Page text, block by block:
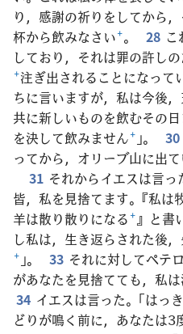
り，感謝の祈りをしてから，
杯から飲みなさい+。 28
しており，それは罪の許し
+注ぎ出されることになって
ちに言いますが，私は今後
共に新しいものを飲むその
を決して飲みません+ 」。 30
ってから，オリーブ山に出
31 それからイエスは言っ
皆，私を見捨てます。『私
羊は散り散りになる+』と書
し私は，生き返らされた後
+ 」。 33 それに対してペテ
があなたを見捨てても，私
34 イエスは言った。「はっ
どりが鳴く前に，あなたは